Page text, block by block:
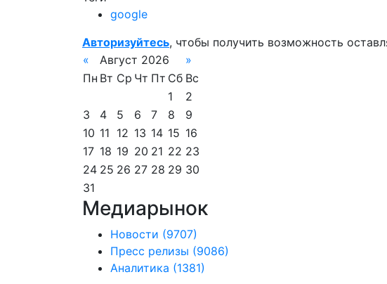
google
Авторизуйтесь, чтобы получить возможность
«
Август 2026
»
Пн Вт Ср Чт Пт Сб Вс
1
2
3
4 5 6 7 8
9
10 11 12 13 14 15 16
17 18 19 20 21 22 23
24 25 26 27 28 29 30
31
Медиарынок
Новости (9707)
Пресс релизы (9086)
Аналитика (1381)